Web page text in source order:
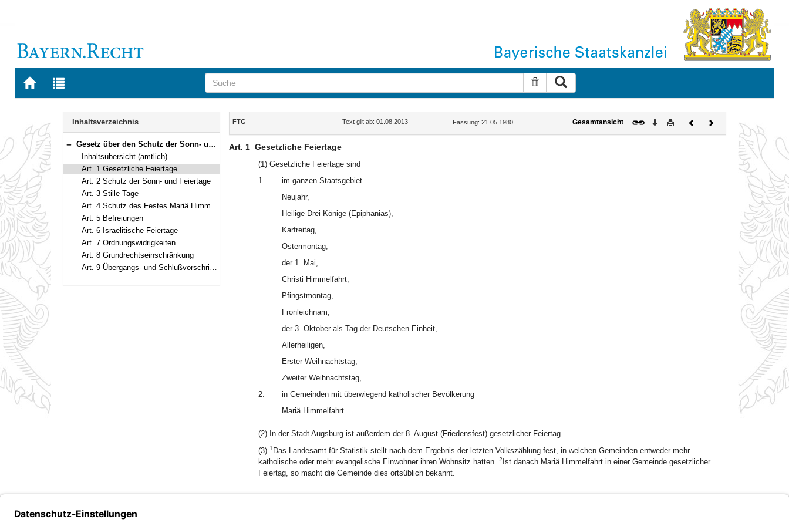
Zur
BAYERN.RECHT
Zur
letzten
Suche zurücksetzen
Navigation
Inhaltsverzeichnis
Bereich reduzieren
Gesetz über den Schutz der Sonn- und Feiertage (Feiertagsgesetz – FTG) Vom 21. Mai 1980 (BayRS II S. 172) BayRS 1131-3-I (Art. 1–9)
Inhaltsübersicht (amtlich)
Art. 1 Gesetzliche Feiertage
Art. 2 Schutz der Sonn- und Feiertage
Art. 3 Stille Tage
Art. 4 Schutz des Festes Mariä Himmelfahrt, soweit es nicht gesetzlicher Feiertag ist, und des Buß- und Bettages
Art. 5 Befreiungen
Art. 6 Israelitische Feiertage
Art. 7 Ordnungswidrigkeiten
Art. 8 Grundrechtseinschränkung
Art. 9 Übergangs- und Schlußvorschriften
Inhalt
FTG Text gilt ab: 01.08.2013 Fassung: 21.05.1980 Gesamtansicht Download
DruckenVorherigesNächstes
Dokument
Art. 1 Gesetzliche Feiertage
(1) Gesetzliche Feiertage sind
1.
im ganzen Staatsgebiet
Neujahr,
Heilige Drei Könige (Epiphanias),
Karfreitag,
Ostermontag,
der 1. Mai,
Christi Himmelfahrt,
Pfingstmontag,
Fronleichnam,
der 3. Oktober als Tag der Deutschen Einheit,
Allerheiligen,
Erster Weihnachtstag,
Zweiter Weihnachtstag,
2.
in Gemeinden mit überwiegend katholischer Bevölkerung
Mariä Himmelfahrt.
(2) In der Stadt Augsburg ist außerdem der 8. August (Friedensfest) gesetzlicher Feiertag.
(3) 1 Das Landesamt für Statistik stellt nach dem Ergebnis der letzten Volkszählung fest, in welchen Gemeinden entweder mehr
katholische oder mehr evangelische Einwohner ihren Wohnsitz hatten. 2 Ist danach Mariä Himmelfahrt in einer Gemeinde gesetzlicher
Feiertag, so macht die Gemeinde dies ortsüblich bekannt.